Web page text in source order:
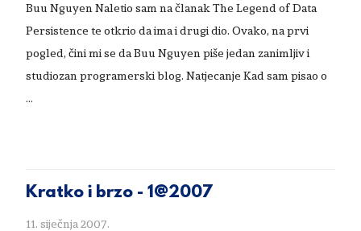
Buu Nguyen Naletio sam na članak The Legend of Data
Persistence te otkrio da ima i drugi dio. Ovako, na prvi
pogled, čini mi se da Buu Nguyen piše jedan zanimljiv i
studiozan programerski blog. Natjecanje Kad sam pisao o
…
Kratko i brzo - 1@2007
11. siječnja 2007.